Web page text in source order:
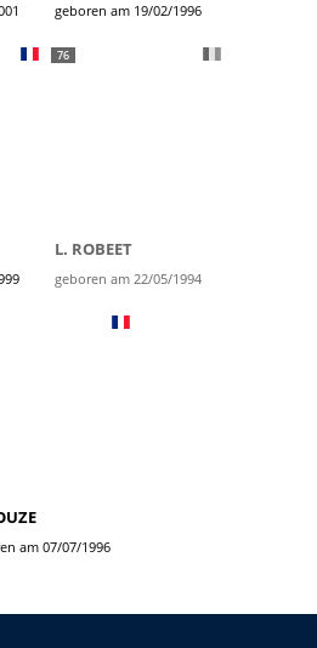
geboren am 19/02/1996
76
L. ROBEET
geboren am 22/05/1994
am 07/07/1996